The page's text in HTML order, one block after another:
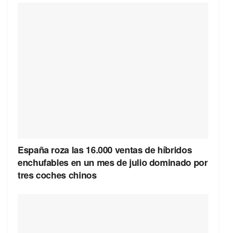
España roza las 16.000 ventas de híbridos
enchufables en un mes de julio dominado por
tres coches chinos